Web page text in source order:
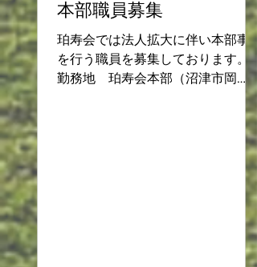
本部職員募集
珀寿会では法人拡大に伴い本部事務
を行う職員を募集しております。
勤務地 珀寿会本部（沼津市岡
宮）、または珀寿会が運営する施設
員、パート 就業日 年間258日（土
日祝日の勤務あり） 勤務時間 8時